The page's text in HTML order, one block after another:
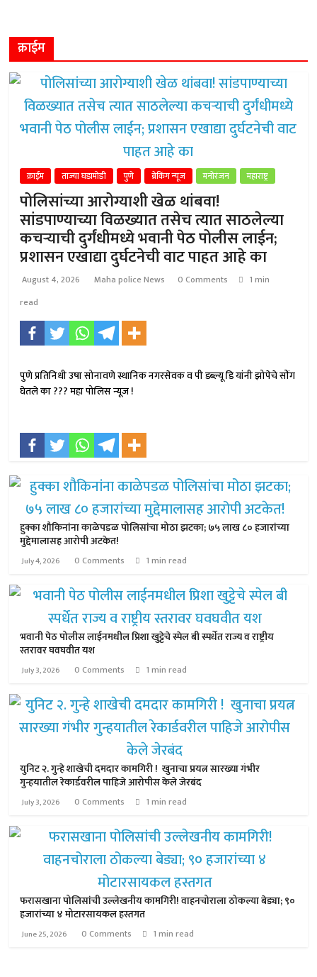
क्राईम
क्राईम ताज्या घडामोडी पुणे ब्रेकिंग न्यूज मनोरंजन महाराष्ट्र
पोलिसांच्या आरोग्याशी खेळ थांबवा!
सांडपाण्याच्या विळख्यात तसेच त्यात साठलेल्या
कचऱ्याची दुर्गंधीमध्ये भवानी पेठ पोलीस लाईन;
प्रशासन एखाद्या दुर्घटनेची वाट पाहत आहे का
August 4, 2026 Maha police News 0 Comments
1 min
read
पुणे प्रतिनिधी उषा सोनावणे स्थानिक नगरसेवक व पी डब्ल्यू डि यांनी झोपेचे सोंग
घेतले का ??? महा पोलिस न्यूज !
हुक्का शौकिनांना काळेपडळ पोलिसांचा मोठा झटका; ७५ लाख ८० हजारांच्या
मुद्देमालासह आरोपी अटकेत!
July 4, 2026 0 Comments 1 min read
भवानी पेठ पोलीस लाईनमधील प्रिशा खुट्टेचे स्पेल बी स्पर्धेत राज्य व राष्ट्रीय
स्तरावर घवघवीत यश
July 3, 2026 0 Comments 1 min read
युनिट २. गुन्हे शाखेची दमदार कामगिरी ! खुनाचा प्रयत्न सारख्या गंभीर
गुन्हयातील रेकार्डवरील पाहिजे आरोपीस केले जेरबंद
July 3, 2026 0 Comments 1 min read
फरासखाना पोलिसांची उल्लेखनीय कामगिरी! वाहनचोराला ठोकल्या बेड्या; ९०
हजारांच्या ४ मोटारसायकल हस्तगत
June 25, 2026 0 Comments 1 min read